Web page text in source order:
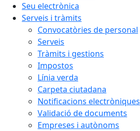
Seu electrònica
Serveis i tràmits
Convocatòries de personal
Serveis
Tràmits i gestions
Impostos
Línia verda
Carpeta ciutadana
Notificacions electròniques
Validació de documents
Empreses i autònoms